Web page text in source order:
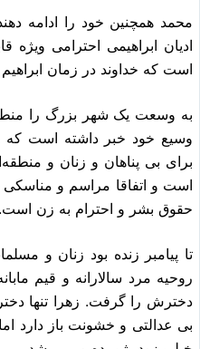
است که خداوند در زمان
حقوق بشر و احترام به زن است‎.
بى عدالتى و خشونت باز